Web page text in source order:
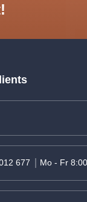
677 Mo - Fr